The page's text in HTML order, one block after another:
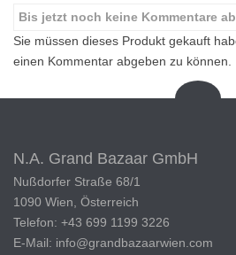
Bis jetzt noch keine Kommentare
Sie müssen dieses Produkt gekauft
einen Kommentar abgeben zu können.
N.A. Grand Bazaar GmbH
Nußdorfer Straße 68/1
1090 Wien, Österreich
Telefon: +43 699 1199 3226
E-Mail: info@grandbazaarwien.com